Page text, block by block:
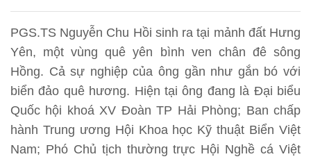
PGS.TS Nguyễn Chu Hồi sinh ra tại mảnh đất Hưng
Yên, một vùng quê yên bình ven chân đê sông
Hồng. Cả sự nghiệp của ông gần như gắn bó với
biển đảo quê hương. Hiện tại ông đang là Đại biểu
Quốc hội khoá XV Đoàn TP Hải Phòng; Ban chấp
hành Trung ương Hội Khoa học Kỹ thuật Biển Việt
Nam; Phó Chủ tịch thường trực Hội Nghề cá Việt